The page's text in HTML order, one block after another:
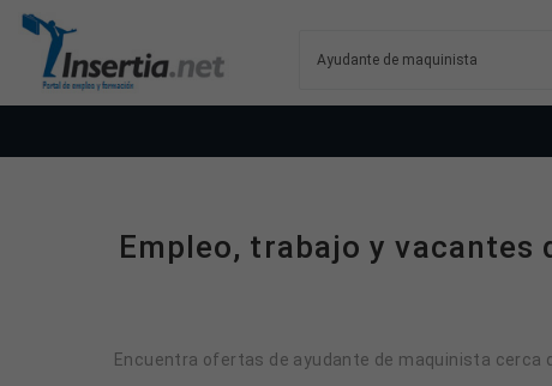
Empleo, trabajo y
Encuentra ofertas de ayudante de maquinista cerca